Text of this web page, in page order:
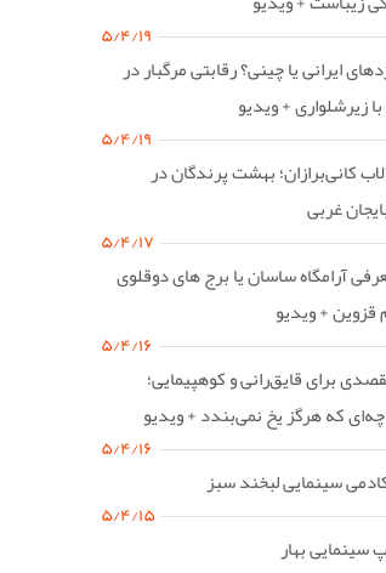
۵/۴/۱۹
ایرانی یا چینی؟ رقابتی مرگبار در
زیرشلواری + ویدیو
۵/۴/۱۹
کانی‌برازان؛ بهشت پرندگان در
غربی
۵/۴/۱۷
آرامگاه ساسان یا برج های دوقلوی
قزوین + ویدیو
۵/۴/۱۶
برای قایق‌رانی و کوهپیمایی؛
که هرگز یخ نمی‌بندد + ویدیو
۵/۴/۱۶
سینمایی لبخند سبز
۵/۴/۱۵
سینمایی بهار